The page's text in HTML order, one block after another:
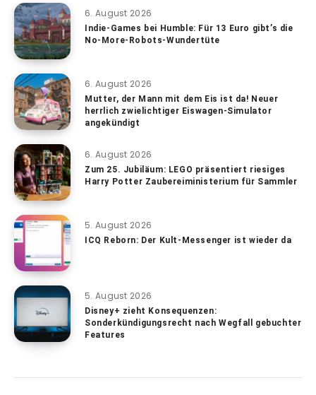
6. August 2026
Indie-Games bei Humble: Für 13 Euro gibt’s die
No-More-Robots-Wundertüte
6. August 2026
Mutter, der Mann mit dem Eis ist da! Neuer
herrlich zwielichtiger Eiswagen-Simulator
angekündigt
6. August 2026
Zum 25. Jubiläum: LEGO präsentiert riesiges
Harry Potter Zaubereiministerium für Sammler
5. August 2026
ICQ Reborn: Der Kult-Messenger ist wieder da
5. August 2026
Disney+ zieht Konsequenzen:
Sonderkündigungsrecht nach Wegfall gebuchter
Features